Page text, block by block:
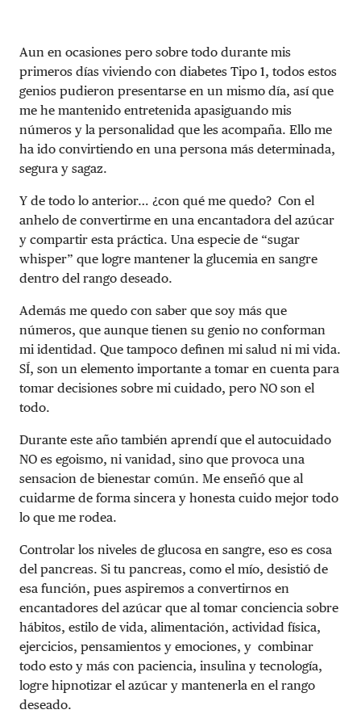
Aun en ocasiones pero sobre todo durante mis
primeros días viviendo con diabetes Tipo 1, todos estos
genios pudieron presentarse en un mismo día, así que
me he mantenido entretenida apasiguando mis
números y la personalidad que les acompaña. Ello me
ha ido convirtiendo en una persona más determinada,
segura y sagaz.
Y de todo lo anterior… ¿con qué me quedo? Con el
anhelo de convertirme en una encantadora del azúcar
y compartir esta práctica. Una especie de “sugar
whisper” que logre mantener la glucemia en sangre
dentro del rango deseado.
Además me quedo con saber que soy más que
números, que aunque tienen su genio no conforman
mi identidad. Que tampoco definen mi salud ni mi vida.
SÍ, son un elemento importante a tomar en cuenta para
tomar decisiones sobre mi cuidado, pero NO son el
todo.
Durante este año también aprendí que el autocuidado
NO es egoismo, ni vanidad, sino que provoca una
sensacion de bienestar común. Me enseñó que al
cuidarme de forma sincera y honesta cuido mejor todo
lo que me rodea.
Controlar los niveles de glucosa en sangre, eso es cosa
del pancreas. Si tu pancreas, como el mío, desistió de
esa función, pues aspiremos a convertirnos en
encantadores del azúcar que al tomar conciencia sobre
hábitos, estilo de vida, alimentación, actividad física,
ejercicios, pensamientos y emociones, y combinar
todo esto y más con paciencia, insulina y tecnología,
logre hipnotizar el azúcar y mantenerla en el rango
deseado.